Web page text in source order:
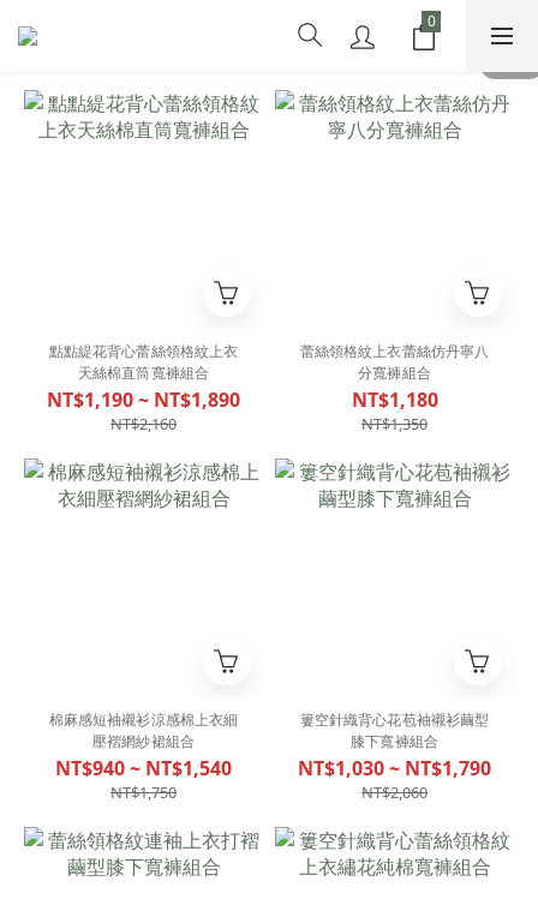
點點緹花背心蕾絲領格紋上衣
天絲棉直筒寬褲組合
NT$1,190 ~ NT$1,890
NT$2,160
蕾絲領格紋上衣蕾絲仿丹寧八
分寬褲組合
NT$1,180
NT$1,350
棉麻感短袖襯衫涼感棉上衣細
壓褶網紗裙組合
NT$940 ~ NT$1,540
NT$1,750
簍空針織背心花苞袖襯衫繭型
膝下寬褲組合
NT$1,030 ~ NT$1,790
NT$2,060